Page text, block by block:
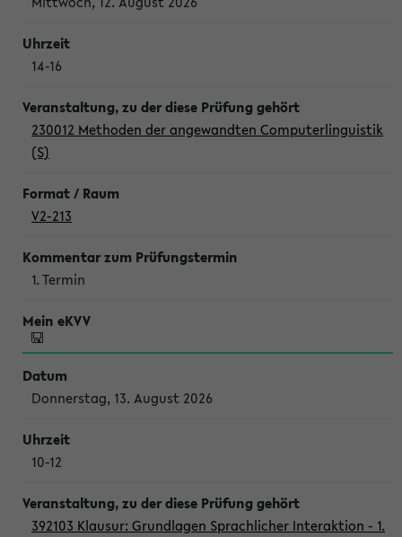
14-16
230012 Methoden der angewandten Computerlinguistik
(S)
V2-213
1. Termin
Donnerstag, 13. August 2026
10-12
392103 Klausur: Grundlagen Sprachlicher Interaktion - 1.